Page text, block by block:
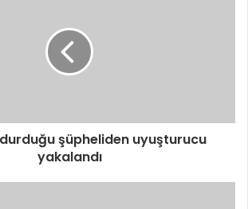
şüpheliden uyuşturucu
yakalandı